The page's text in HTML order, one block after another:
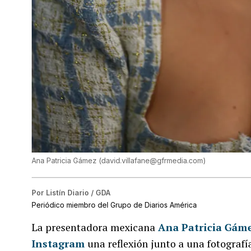
Ana Patricia Gámez (david.villafane@gfrmedia.com)
Por Listín Diario / GDA
Periódico miembro del Grupo de Diarios América
La presentadora mexicanaAna Patricia
Instagram una reflexión junto a una